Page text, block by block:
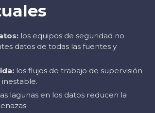
los equipos de seguridad no
datos de todas las fuentes y
los flujos de trabajo de supervisión
lagunas en los datos reducen la